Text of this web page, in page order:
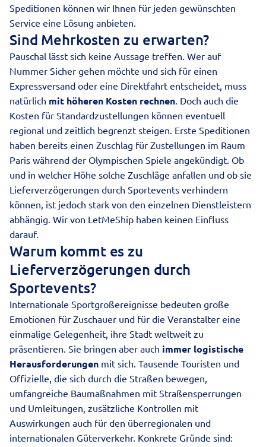
Speditionen können wir Ihnen für jeden gewünschten
Service eine Lösung anbieten.
Sind Mehrkosten zu erwarten?
Pauschal lässt sich keine Aussage treffen. Wer auf
Nummer Sicher gehen möchte und sich für einen
Expressversand oder eine Direktfahrt entscheidet, muss
natürlich mit höheren Kosten rechnen. Doch auch die
Kosten für Standardzustellungen können eventuell
regional und zeitlich begrenzt steigen. Erste Speditionen
haben bereits einen Zuschlag für Zustellungen im Raum
Paris während der Olympischen Spiele angekündigt. Ob
und in welcher Höhe solche Zuschläge anfallen und ob sie
Lieferverzögerungen durch Sportevents verhindern
können, ist jedoch stark von den einzelnen Dienstleistern
abhängig. Wir von LetMeShip haben keinen Einfluss
darauf.
Warum kommt es zu
Lieferverzögerungen durch
Sportevents?
Internationale Sportgroßereignisse bedeuten große
Emotionen für Zuschauer und für die Veranstalter eine
einmalige Gelegenheit, ihre Stadt weltweit zu
präsentieren. Sie bringen aber auch immer logistische
Herausforderungen mit sich. Tausende Touristen und
Offizielle, die sich durch die Straßen bewegen,
umfangreiche Baumaßnahmen mit Straßensperrungen
und Umleitungen, zusätzliche Kontrollen mit
Auswirkungen auch für den überregionalen und
internationalen Güterverkehr. Konkrete Gründe sind: